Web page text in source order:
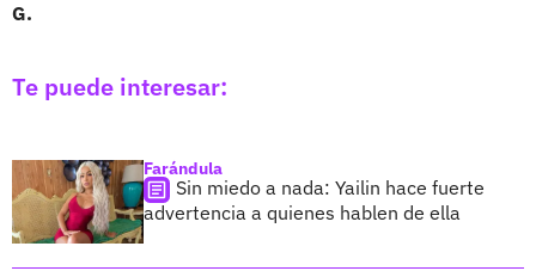
G.
Te puede interesar:
Farándula
Sin miedo a nada: Yailin hace fuerte
advertencia a quienes hablen de ella